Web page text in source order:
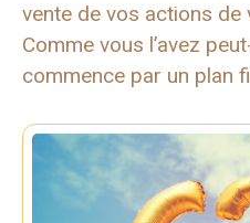
vente de vos actions de
Comme vous l’avez
commence par un plan